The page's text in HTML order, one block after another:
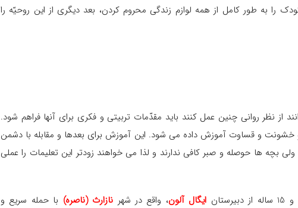
را به طور كامل از همه لوازم زندگي محروم كردن، بعد ديگري از اين روحيّه را
از نظر رواني چنين عمل كنند بايد مقدّمات تربيتي و فكري براي آنها فراهم شود.
و خشونت و قساوت آموزش داده می شود. اين آموزش براي بعدها و مقابله با دشمن
بچه ها حوصله و صبر كافي ندارند و لذا می خواهند زودتر اين تعليمات را عملي
ايگال آلون، واقع در شهر نازارث (ناصره) با حمله سريع و